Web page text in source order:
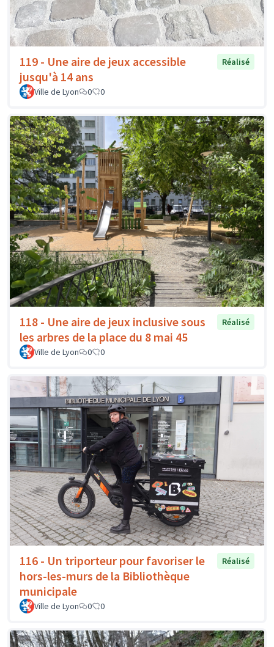
119 - Une aire de jeux accessible
jusqu'à 14 ans
Réalisé
Ville de Lyon 0 0
118 - Une aire de jeux inclusive sous
les arbres de la place du 8 mai 45
Réalisé
Ville de Lyon 0 0
116 - Un triporteur pour favoriser le
hors-les-murs de la Bibliothèque
municipale
Réalisé
Ville de Lyon 0 0